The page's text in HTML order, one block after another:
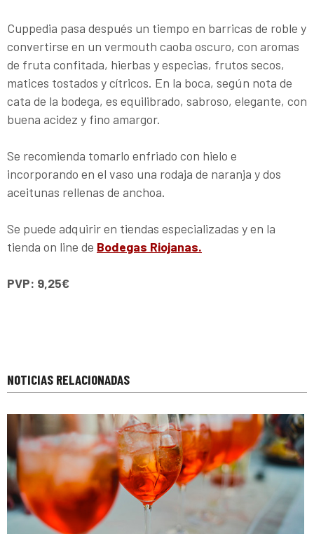
Cuppedia pasa después un tiempo en barricas de roble y
convertirse en un vermouth caoba oscuro, con aromas
de fruta confitada, hierbas y especias, frutos secos,
matices tostados y cítricos. En la boca, según nota de
cata de la bodega, es equilibrado, sabroso, elegante, con
buena acidez y fino amargor.
Se recomienda tomarlo enfriado con hielo e
incorporando en el vaso una rodaja de naranja y dos
aceitunas rellenas de anchoa.
Se puede adquirir en tiendas especializadas y en la
tienda on line de Bodegas Riojanas.
PVP: 9,25€
NOTICIAS RELACIONADAS